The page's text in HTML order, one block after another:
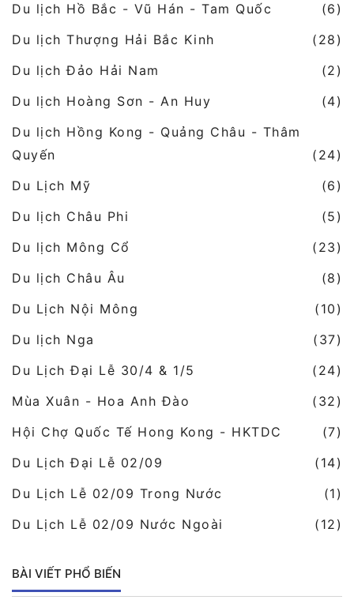
Du lịch Hồ Bắc - Vũ Hán - Tam Quốc
(6)
Du lịch Thượng Hải Bắc Kinh
(28)
Du lịch Đảo Hải Nam
(2)
Du lịch Hoàng Sơn - An Huy
(4)
Du lịch Hồng Kong - Quảng Châu - Thâm
Quyến
(24)
Du Lịch Mỹ
(6)
Du lịch Châu Phi
(5)
Du lịch Mông Cổ
(23)
Du lịch Châu Âu
(8)
Du Lịch Nội Mông
(10)
Du lịch Nga
(37)
Du Lịch Đại Lễ 30/4 & 1/5
(24)
Mùa Xuân - Hoa Anh Đào
(32)
Hội Chợ Quốc Tế Hong Kong - HKTDC
(7)
Du Lịch Đại Lễ 02/09
(14)
Du Lịch Lễ 02/09 Trong Nước
(1)
Du Lịch Lễ 02/09 Nước Ngoài
(12)
BÀI VIẾT PHỔ BIẾN